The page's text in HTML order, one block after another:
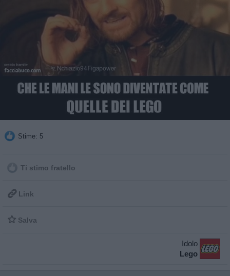
Stime: 5
Ti stimo fratello
 Link
 Salva
Idolo
Lego